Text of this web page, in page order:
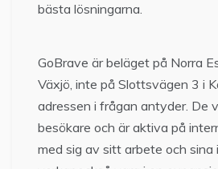
bästa lösningarna.
GoBrave är beläget på Norra
Växjö, inte på Slottsvägen 3 i
adressen i frågan antyder. De
besökare och är aktiva på
med sig av sitt arbete och sina